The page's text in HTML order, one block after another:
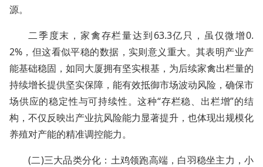
源。
二季度末，家禽存栏量达到63.3亿只，虽仅微增0.
2%，但这看似平稳的数据，实则意义重大。其表明产业产
能基础稳固，如同大厦拥有坚实根基，为后续家禽出栏量的
持续增长提供坚实保障，能有效抵御市场波动风险，确保市
场供应的稳定性与可持续性。这种“存栏稳、出栏增”的结
构，不仅反映出产业抗风险能力显著提升，也体现出规模化
养殖对产能的精准调控能力。
(二)三大品类分化：土鸡领跑高端，白羽稳坐主力，小